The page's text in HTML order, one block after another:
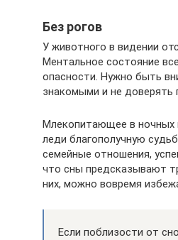
Без рогов
У животного в видении
Ментальное состояние
опасности. Нужно быть
знакомыми и не
Млекопитающее в ночных
леди благополучную
семейные отношения,
что сны предсказывают
них, можно вовремя
Если поблизости от